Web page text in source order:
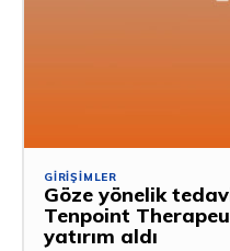
GIRIŞIMLER
Göze yönelik
Tenpoint
yatırım aldı